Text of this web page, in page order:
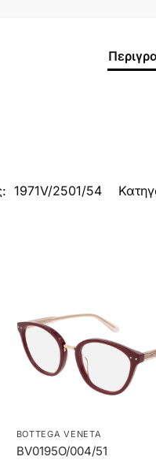
1971V/2501/54
BOTTEGA VENETA
BV0195O/004/51